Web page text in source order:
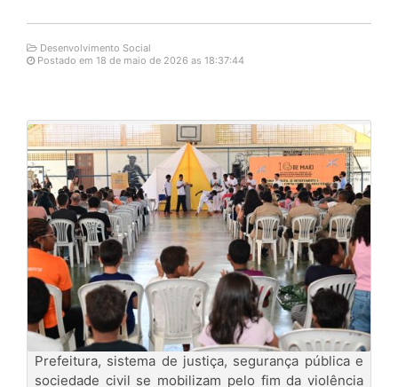
Desenvolvimento Social
Postado em 18 de maio de 2026 as 18:37:44
Prefeitura, sistema de justiça, segurança pública e
sociedade civil se mobilizam pelo fim da violência